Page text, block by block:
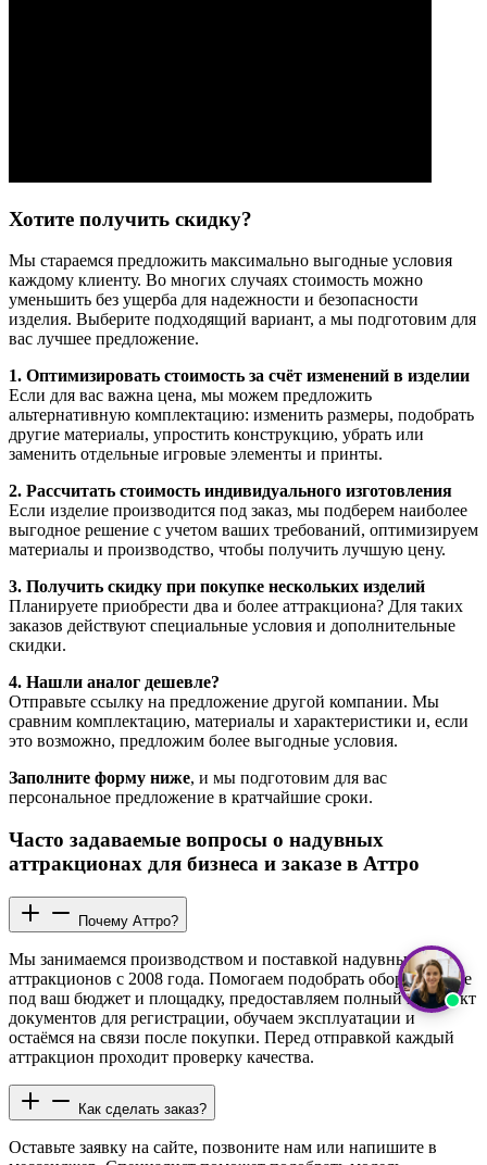
Хотите получить скидку?
Мы стараемся предложить максимально выгодные условия
каждому клиенту. Во многих случаях стоимость можно
уменьшить без ущерба для надежности и безопасности
изделия. Выберите подходящий вариант, а мы подготовим для
вас лучшее предложение.
1. Оптимизировать стоимость за счёт изменений в изделии
Если для вас важна цена, мы можем предложить
альтернативную комплектацию: изменить размеры, подобрать
другие материалы, упростить конструкцию, убрать или
заменить отдельные игровые элементы и принты.
2. Рассчитать стоимость индивидуального изготовления
Если изделие производится под заказ, мы подберем наиболее
выгодное решение с учетом ваших требований, оптимизируем
материалы и производство, чтобы получить лучшую цену.
3. Получить скидку при покупке нескольких изделий
Планируете приобрести два и более аттракциона? Для таких
заказов действуют специальные условия и дополнительные
скидки.
4. Нашли аналог дешевле?
Отправьте ссылку на предложение другой компании. Мы
сравним комплектацию, материалы и характеристики и, если
это возможно, предложим более выгодные условия.
Заполните форму ниже, и мы подготовим для вас
персональное предложение в кратчайшие сроки.
Часто задаваемые вопросы о надувных
аттракционах для бизнеса и заказе в Аттро
Почему Аттро?
Мы занимаемся производством и поставкой надувных
аттракционов с 2008 года. Помогаем подобрать оборудование
под ваш бюджет и площадку, предоставляем полный комплект
документов для регистрации, обучаем эксплуатации и
остаёмся на связи после покупки. Перед отправкой каждый
аттракцион проходит проверку качества.
Как сделать заказ?
Оставьте заявку на сайте, позвоните нам или напишите в